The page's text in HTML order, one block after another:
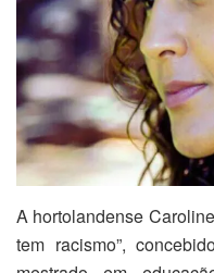
A hortolandense
tem racismo”,